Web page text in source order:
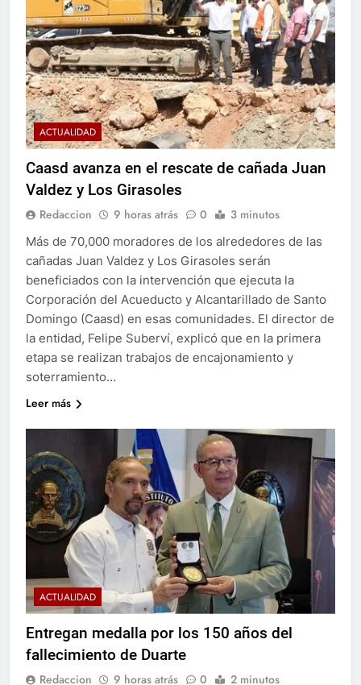
ACTUALIDAD
Caasd avanza en el rescate de cañada Juan
Valdez y Los Girasoles
Redaccion 9 horas atrás 0 3 minutos
Más de 70,000 moradores de los alrededores de las
cañadas Juan Valdez y Los Girasoles serán
beneficiados con la intervención que ejecuta la
Corporación del Acueducto y Alcantarillado de Santo
Domingo (Caasd) en esas comunidades. El director de
la entidad, Felipe Suberví, explicó que en la primera
etapa se realizan trabajos de encajonamiento y
soterramiento…
Leer más
ACTUALIDAD
Entregan medalla por los 150 años del
fallecimiento de Duarte
Redaccion 9 horas atrás 0 2 minutos